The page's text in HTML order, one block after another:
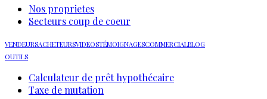
Nos proprietes
Secteurs coup de coeur
VENDEURSACHETEURSVIDEOSTÉMOIGNAGESCOMMERCIALBLOG
OUTILS
Calculateur de prêt hypothécaire
Taxe de mutation